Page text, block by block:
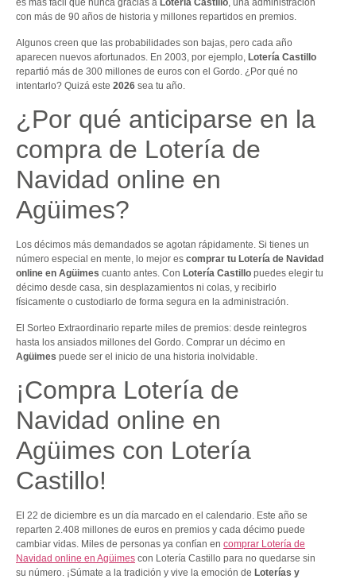
es más fácil que nunca gracias a Lotería Castillo, una administración
con más de 90 años de historia y millones repartidos en premios.
Algunos creen que las probabilidades son bajas, pero cada año
aparecen nuevos afortunados. En 2003, por ejemplo, Lotería Castillo
repartió más de 300 millones de euros con el Gordo. ¿Por qué no
intentarlo? Quizá este 2026 sea tu año.
¿Por qué anticiparse en la
compra de Lotería de
Navidad online en
Agüimes?
Los décimos más demandados se agotan rápidamente. Si tienes un
número especial en mente, lo mejor es comprar tu Lotería de Navidad
online en Agüimes cuanto antes. Con Lotería Castillo puedes elegir tu
décimo desde casa, sin desplazamientos ni colas, y recibirlo
físicamente o custodiarlo de forma segura en la administración.
El Sorteo Extraordinario reparte miles de premios: desde reintegros
hasta los ansiados millones del Gordo. Comprar un décimo en
Agüimes puede ser el inicio de una historia inolvidable.
¡Compra Lotería de
Navidad online en
Agüimes con Lotería
Castillo!
El 22 de diciembre es un día marcado en el calendario. Este año se
reparten 2.408 millones de euros en premios y cada décimo puede
cambiar vidas. Miles de personas ya confían en comprar Lotería de
Navidad online en Agüimes con Lotería Castillo para no quedarse sin
su número. ¡Súmate a la tradición y vive la emoción de Loterías y